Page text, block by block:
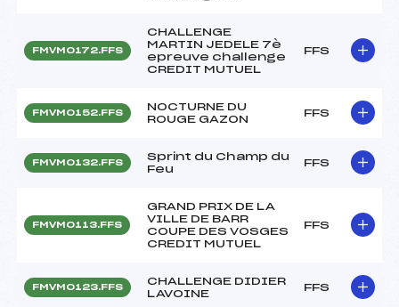
FMVM0172.FFS
CHALLENGE
MARTIN JEDELE 7è
epreuve challenge
CREDIT MUTUEL
FFS
FMVM0152.FFS
NOCTURNE DU
ROUGE GAZON
FFS
FMVM0132.FFS
Sprint du Champ du
Feu
FFS
FMVM0113.FFS
GRAND PRIX DE LA
VILLE DE BARR
COUPE DES VOSGES
CREDIT MUTUEL
FFS
FMVM0123.FFS
CHALLENGE DIDIER
LAVOINE
FFS